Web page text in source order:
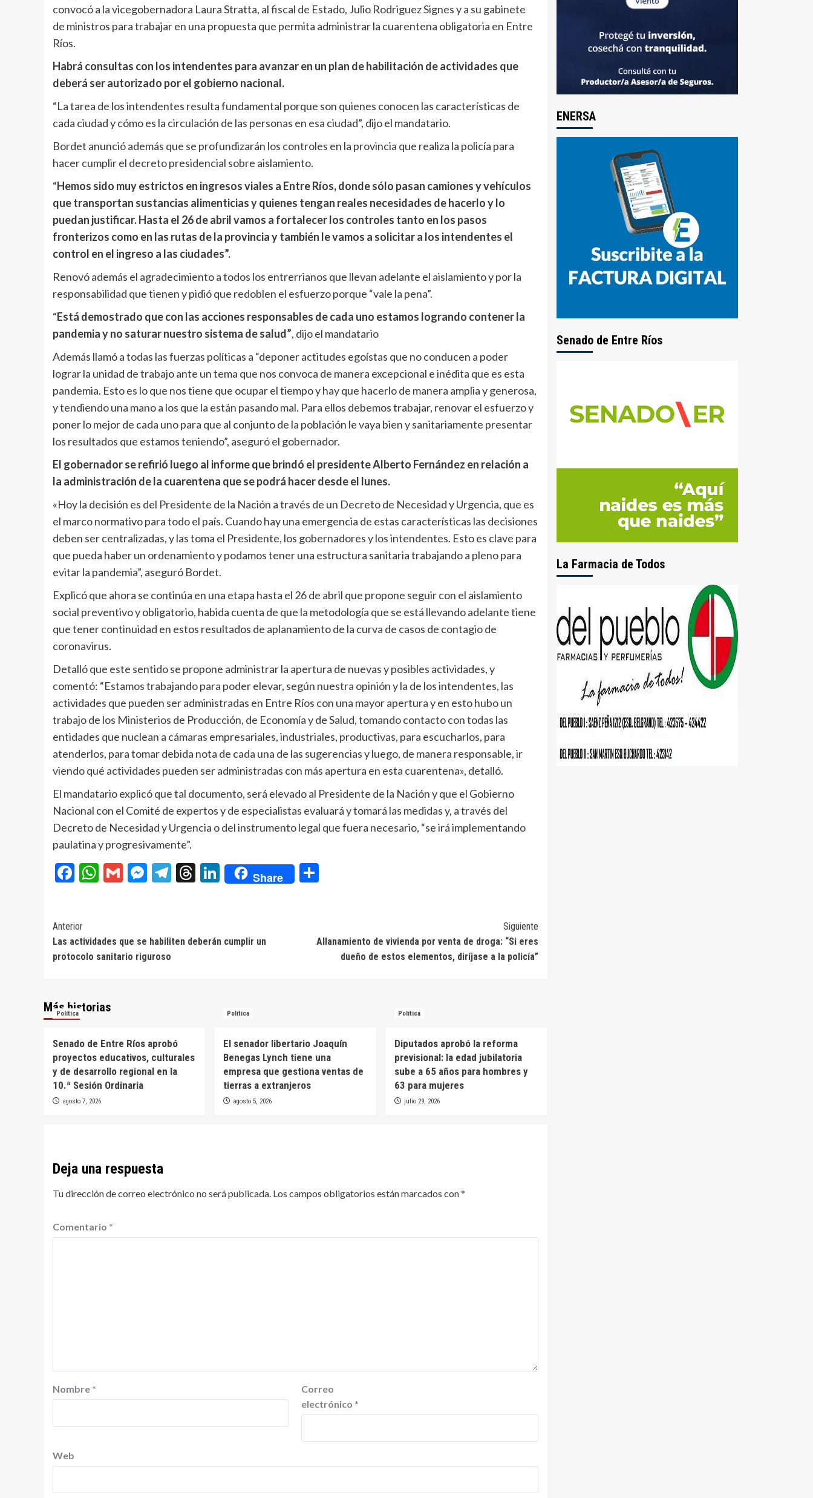
convocó a la vicegobernadora Laura Stratta, al fiscal de Estado, Julio Rodriguez Signes y a su gabinete
de ministros para trabajar en una propuesta que permita administrar la cuarentena obligatoria en Entre
Ríos.
Habrá consultas con los intendentes para avanzar en un plan de habilitación de actividades que
deberá ser autorizado por el gobierno nacional.
“La tarea de los intendentes resulta fundamental porque son quienes conocen las características de
cada ciudad y cómo es la circulación de las personas en esa ciudad”, dijo el mandatario.
Bordet anunció además que se profundizarán los controles en la provincia que realiza la policía para
hacer cumplir el decreto presidencial sobre aislamiento.
“Hemos sido muy estrictos en ingresos viales a Entre Ríos, donde sólo pasan camiones y vehículos
que transportan sustancias alimenticias y quienes tengan reales necesidades de hacerlo y lo
puedan justificar. Hasta el 26 de abril vamos a fortalecer los controles tanto en los pasos
fronterizos como en las rutas de la provincia y también le vamos a solicitar a los intendentes el
control en el ingreso a las ciudades”.
Renovó además el agradecimiento a todos los entrerrianos que llevan adelante el aislamiento y por la
responsabilidad que tienen y pidió que redoblen el esfuerzo porque “vale la pena”.
“Está demostrado que con las acciones responsables de cada uno estamos logrando contener la
pandemia y no saturar nuestro sistema de salud”, dijo el mandatario
Además llamó a todas las fuerzas políticas a “deponer actitudes egoístas que no conducen a poder
lograr la unidad de trabajo ante un tema que nos convoca de manera excepcional e inédita que es esta
pandemia. Esto es lo que nos tiene que ocupar el tiempo y hay que hacerlo de manera amplia y generosa,
y tendiendo una mano a los que la están pasando mal. Para ellos debemos trabajar, renovar el esfuerzo y
poner lo mejor de cada uno para que al conjunto de la población le vaya bien y sanitariamente presentar
los resultados que estamos teniendo”, aseguró el gobernador.
El gobernador se refirió luego al informe que brindó el presidente Alberto Fernández en relación a
la administración de la cuarentena que se podrá hacer desde el lunes.
«Hoy la decisión es del Presidente de la Nación a través de un Decreto de Necesidad y Urgencia, que es
el marco normativo para todo el país. Cuando hay una emergencia de estas características las decisiones
deben ser centralizadas, y las toma el Presidente, los gobernadores y los intendentes. Esto es clave para
que pueda haber un ordenamiento y podamos tener una estructura sanitaria trabajando a pleno para
evitar la pandemia”, aseguró Bordet.
Explicó que ahora se continúa en una etapa hasta el 26 de abril que propone seguir con el aislamiento
social preventivo y obligatorio, habida cuenta de que la metodología que se está llevando adelante tiene
que tener continuidad en estos resultados de aplanamiento de la curva de casos de contagio de
coronavirus.
Detalló que este sentido se propone administrar la apertura de nuevas y posibles actividades, y
comentó: “Estamos trabajando para poder elevar, según nuestra opinión y la de los intendentes, las
actividades que pueden ser administradas en Entre Ríos con una mayor apertura y en esto hubo un
trabajo de los Ministerios de Producción, de Economía y de Salud, tomando contacto con todas las
entidades que nuclean a cámaras empresariales, industriales, productivas, para escucharlos, para
atenderlos, para tomar debida nota de cada una de las sugerencias y luego, de manera responsable, ir
viendo qué actividades pueden ser administradas con más apertura en esta cuarentena», detalló.
El mandatario explicó que tal documento, será elevado al Presidente de la Nación y que el Gobierno
Nacional con el Comité de expertos y de especialistas evaluará y tomará las medidas y, a través del
Decreto de Necesidad y Urgencia o del instrumento legal que fuera necesario, “se irá implementando
paulatina y progresivamente”.
Facebook
WhatsApp
GmailMessenger
Telegram
Threads
LinkedIn
Share
Navegación
de
entradas
Anterior
Las actividades que se habiliten deberán cumplir un
protocolo sanitario riguroso
Siguiente
Allanamiento de vivienda por venta de droga: “Si eres
dueño de estos elementos, diríjase a la policía”
Más historias
Política
Senado de Entre Ríos aprobó
proyectos educativos, culturales
y de desarrollo regional en la
10.ª Sesión Ordinaria
agosto 7, 2026
Política
El senador libertario Joaquín
Benegas Lynch tiene una
empresa que gestiona ventas de
tierras a extranjeros
agosto 5, 2026
Política
Diputados aprobó la reforma
previsional: la edad jubilatoria
sube a 65 años para hombres y
63 para mujeres
julio 29, 2026
Deja una respuesta
Tu dirección de correo electrónico no será publicada. Los campos obligatorios están marcados con*
Comentario *
Nombre *
Correo
electrónico *
Web
ENERSA
Senado de Entre Ríos
La Farmacia de Todos